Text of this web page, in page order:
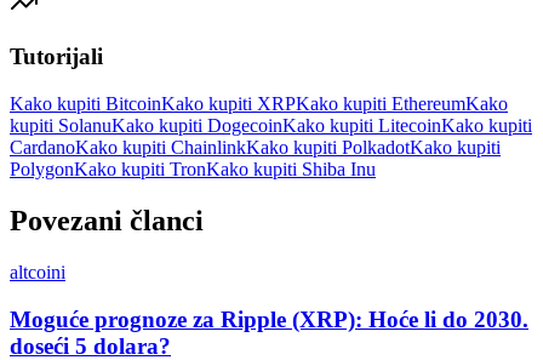
Tutorijali
Kako kupiti BitcoinKako kupiti XRPKako kupiti EthereumKako
kupiti SolanuKako kupiti DogecoinKako kupiti LitecoinKako kupiti
CardanoKako kupiti ChainlinkKako kupiti PolkadotKako kupiti
PolygonKako kupiti TronKako kupiti Shiba Inu
Povezani članci
altcoini
Moguće prognoze za Ripple (XRP): Hoće li do 2030.
doseći 5 dolara?